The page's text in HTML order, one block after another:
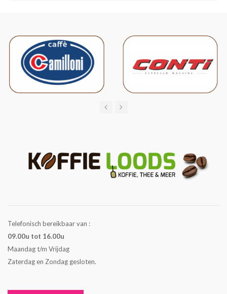
Telefonisch bereikbaar van :
09.00u tot 16.00u
Maandag t/m Vrijdag
Zaterdag en Zondag gesloten.